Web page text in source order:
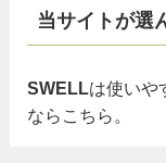
当サイトが選
SWELLは使いや
ならこちら。